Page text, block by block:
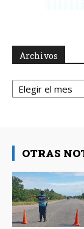
Archivos
Archivos
OTRAS